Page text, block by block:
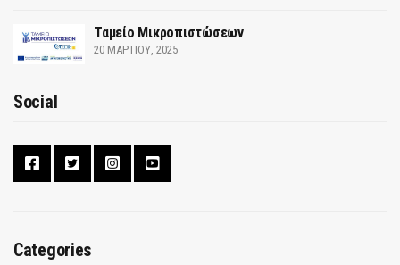
Ταμείο Μικροπιστώσεων
20 ΜΑΡΤΊΟΥ, 2025
Social
Categories